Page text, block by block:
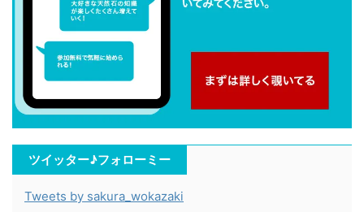
ツイッター♪フォローミー
Tweets by sakura_wokazaki